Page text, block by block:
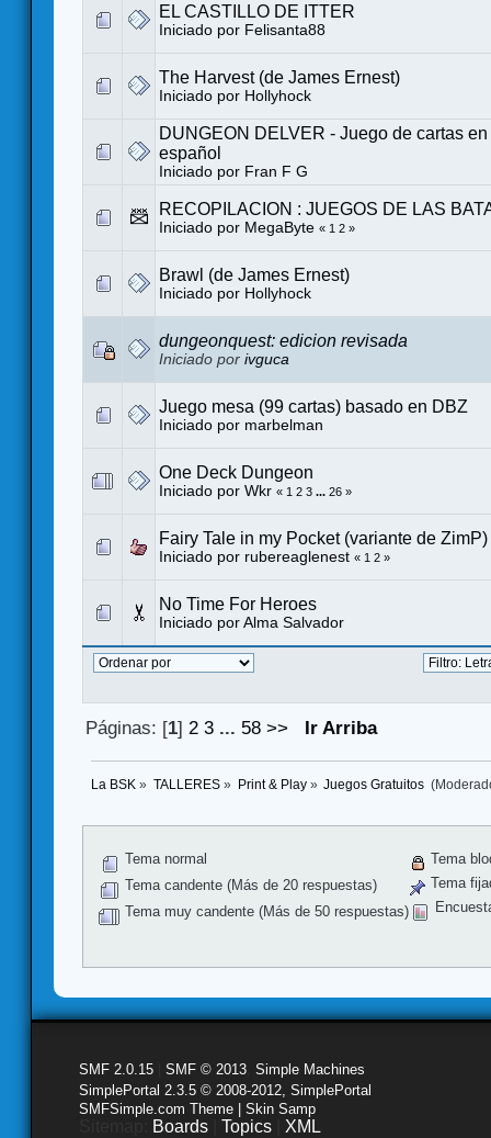
EL CASTILLO DE ITTER
Iniciado por Felisanta88
The Harvest (de James Ernest)
Iniciado por Hollyhock
DUNGEON DELVER - Juego de cartas
español
Iniciado por Fran F G
RECOPILACION : JUEGOS DE LAS
Iniciado por MegaByte « 1 2 »
Brawl (de James Ernest)
Iniciado por Hollyhock
dungeonquest: edicion revisada
Iniciado por ivguca
Juego mesa (99 cartas) basado en DBZ
Iniciado por marbelman
One Deck Dungeon
Iniciado por Wkr « 1 2 3 ... 26 »
Fairy Tale in my Pocket (variante de ZimP)
Iniciado por rubereaglenest « 1 2 »
No Time For Heroes
Iniciado por Alma Salvador
Páginas: [1]2 3 ... 58 >> Ir Arriba
La BSK » TALLERES» Print & Play» Juegos Gratuitos
Tema normal
Tema candente (Más de 20 respuestas)
Tema muy candente (Más de 50 respuestas)
Tema
Tema
SMF 2.0.15 SMF © 2013 Simple Machines
SimplePortal 2.3.5 © 2008-2012, SimplePortal
SMFSimple.com Theme | Skin Samp
Boards Topics XML